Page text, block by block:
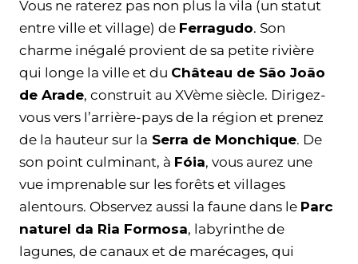
Vous ne raterez pas non plus la vila (un statut
entre ville et village) de Ferragudo. Son
charme inégalé provient de sa petite rivière
qui longe la ville et du Château de São João
de Arade, construit au XVème siècle. Dirigez-
vous vers l’arrière-pays de la région et prenez
de la hauteur sur la Serra de Monchique. De
son point culminant, à Fóia, vous aurez une
vue imprenable sur les forêts et villages
alentours. Observez aussi la faune dans le Parc
naturel da Ria Formosa, labyrinthe de
lagunes, de canaux et de marécages, qui